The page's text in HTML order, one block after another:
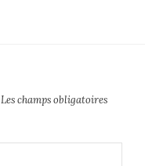
Les champs obligatoires